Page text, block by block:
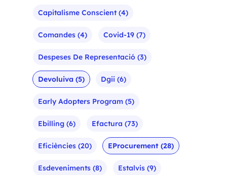
Capitalisme Conscient(4)
Comandes (4) Covid-19 (7)
Despeses De Representació (3)
Devoluiva (5) Dgii (6)
Early Adopters Program (5)
Ebilling (6) Efactura (73)
Eficiències (20) EProcurement (28)
Esdeveniments (8) Estalvis (9)